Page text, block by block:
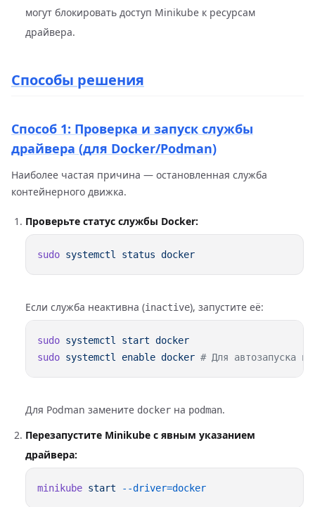
могут блокировать доступ Minikube к ресурсам
драйвера.
Способы решения
Способ 1: Проверка и запуск службы
драйвера (для Docker/Podman)
Наиболее частая причина — остановленная служба
контейнерного движка.
Проверьте статус службы Docker:
sudo systemctl status
Если служба неактивна (inactive), запустите её:
sudo systemctl start
sudo systemctl enable docker
Для Podman замените docker на podman.
Перезапустите Minikube с явным указанием
драйвера:
minikube start